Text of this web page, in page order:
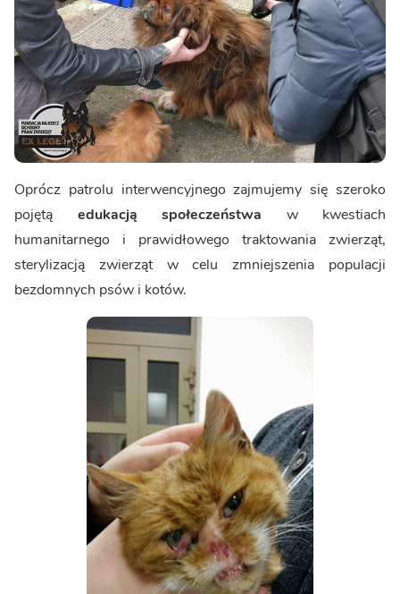
Oprócz patrolu interwencyjnego zajmujemy się szeroko
pojętą edukacją społeczeństwa w kwestiach
humanitarnego i prawidłowego traktowania zwierząt,
sterylizacją zwierząt w celu zmniejszenia populacji
bezdomnych psów i kotów.